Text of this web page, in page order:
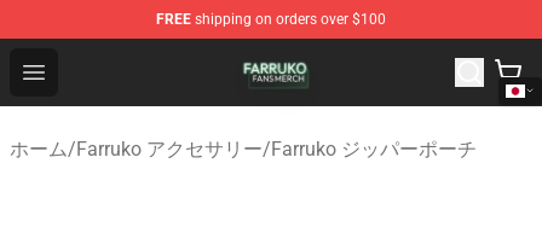
FREE shipping on orders over $100
Open menu
Farruko Shop - Official Farruko Merchandise Store
ホーム/Farruko アクセサリー/Farruko ジッパーポーチ